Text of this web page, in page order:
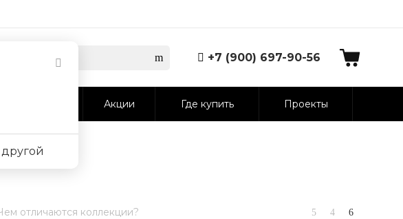
другой
+7 (900) 697-90-56
Акции Где купить Проекты
отличаются коллекции?